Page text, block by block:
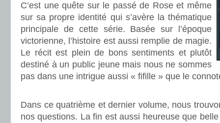
C’est une quête sur le passé de Rose et même
sur sa propre identité qui s’avère la thématique
principale de cette série. Basée sur l’époque
victorienne, l’histoire est aussi remplie de magie.
Le récit est plein de bons sentiments et plutôt
destiné à un public jeune mais nous ne sommes
pas dans une intrigue aussi « fifille » que le
Dans ce quatrième et dernier volume, nous
nos questions. La fin est aussi heureuse que